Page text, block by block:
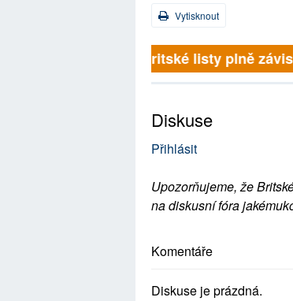
Vytisknout
Britské listy plně
Diskuse
Přihlásit
Upozorňujeme, že
na diskusní fóra
Komentáře
Diskuse je prázdná.